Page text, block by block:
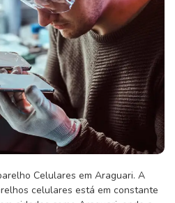
Celulares em Araguari. A
celulares está em constante